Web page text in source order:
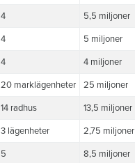
4 5,5 miljoner
4 5 miljoner
4 4 miljoner
20 marklägenheter 25 miljoner
14 radhus 13,5 miljoner
3 lägenheter 2,75 miljoner
5 8,5 miljoner